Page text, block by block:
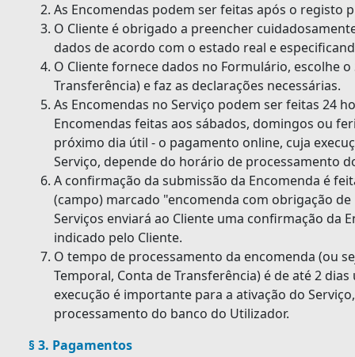
As Encomendas podem ser feitas após o registo
O Cliente é obrigado a preencher
dados de acordo com o estado real e
O Cliente fornece dados no Formulário, escolhe
Transferência) e faz as declarações necessárias.
As Encomendas no Serviço podem ser feitas 24
Encomendas feitas aos sábados, domingos ou
próximo dia útil - o pagamento online, cuja
Serviço, depende do horário de processamento
A confirmação da submissão da Encomenda é
(campo) marcado "encomenda com obrigação
Serviços enviará ao Cliente uma confirmação da
indicado pelo Cliente.
O tempo de processamento da encomenda (ou
Temporal, Conta de Transferência) é de até 2
execução é importante para a ativação do
processamento do banco do Utilizador.
§ 3. Pagamentos